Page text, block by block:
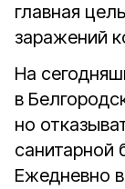
главная
заражений
На
в
но
санитарной
Ежедневно